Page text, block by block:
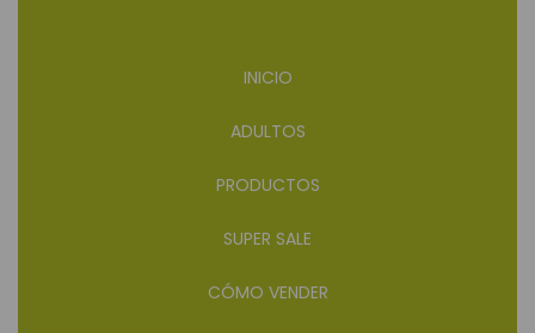
INICIO
ADULTOS
PRODUCTOS
SUPER SALE
CÓMO VENDER